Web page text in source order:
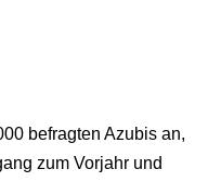
befragten Azubis an,
zum Vorjahr und